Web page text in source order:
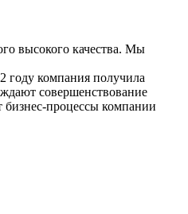
высокого качества. Мы
году компания получила
совершенствование
бизнес-процессы компании